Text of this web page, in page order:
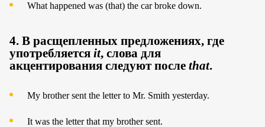
What happened was (that) the car broke down.
4. В расщепленных предложениях, где
употребляется it, слова для
акцентирования следуют после that.
My brother sent the letter to Mr. Smith yesterday.
It was the letter that my brother sent.